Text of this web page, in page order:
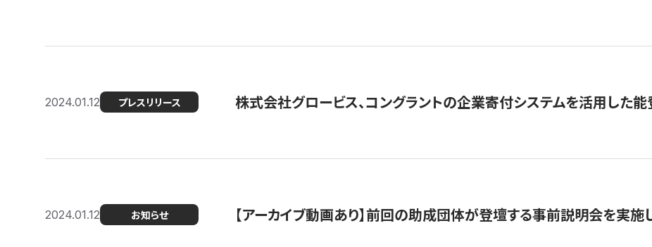
2024.01.12 プレスリリース 株式会社グロービス、コングラントの企業寄付システムを活用した
2024.01.12 お知らせ 【アーカイブ動画あり】前回の助成団体が登壇する事前説明会を実施